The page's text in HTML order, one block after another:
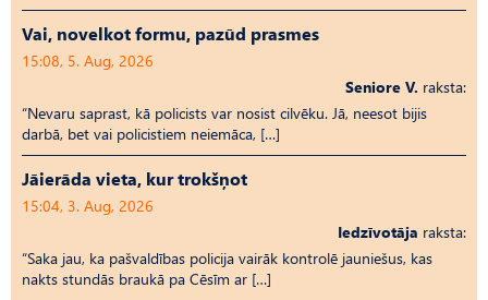
Vai, novelkot formu, pazūd prasmes
15:08, 5. Aug, 2026
Seniore V. raksta:
“Nevaru saprast, kā policists var nosist cilvēku. Jā, neesot bijis
darbā, bet vai policistiem neiemāca, […]
Jāierāda vieta, kur trokšņot
15:04, 3. Aug, 2026
Iedzīvotāja raksta:
“Saka jau, ka pašvaldības policija vairāk kontrolē jauniešus, kas
nakts stundās braukā pa Cēsīm ar […]